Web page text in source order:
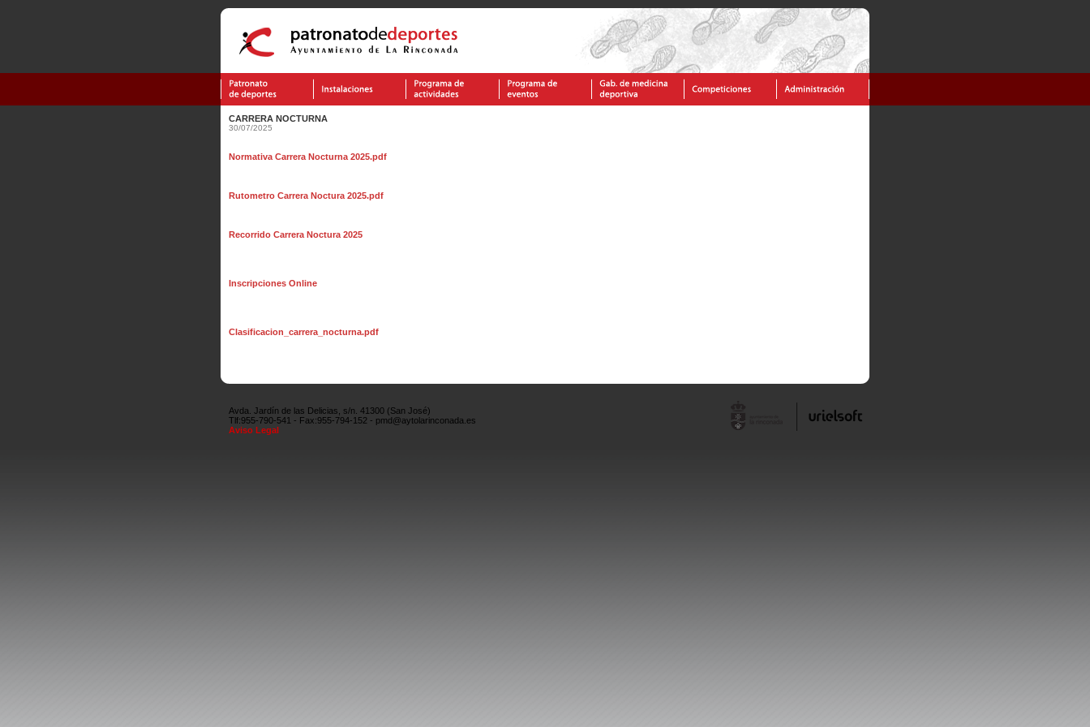
CARRERA NOCTURNA
30/07/2025
Normativa Carrera Nocturna 2025.pdf
Rutometro Carrera Noctura 2025.pdf
Recorrido Carrera Noctura 2025
Inscripciones Online
Clasificacion_carrera_nocturna.pdf
Avda. Jardín de las Delicias, s/n. 41300 (San José)
Tlf:955-790-541 - Fax:955-794-152 - pmd@aytolarinconada.es
Aviso Legal